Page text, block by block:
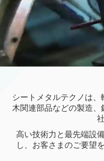
シートメタルテクノ は、
木関連部品などの製造、
高い技術力と最先端設
し、お客さま のご要望